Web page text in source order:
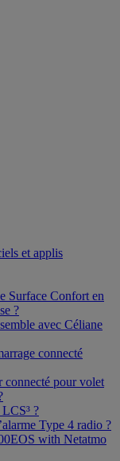
et applis
Surface Confort en
?
avec Céliane
connecté
connecté pour volet
?
Type 4 radio ?
with Netatmo